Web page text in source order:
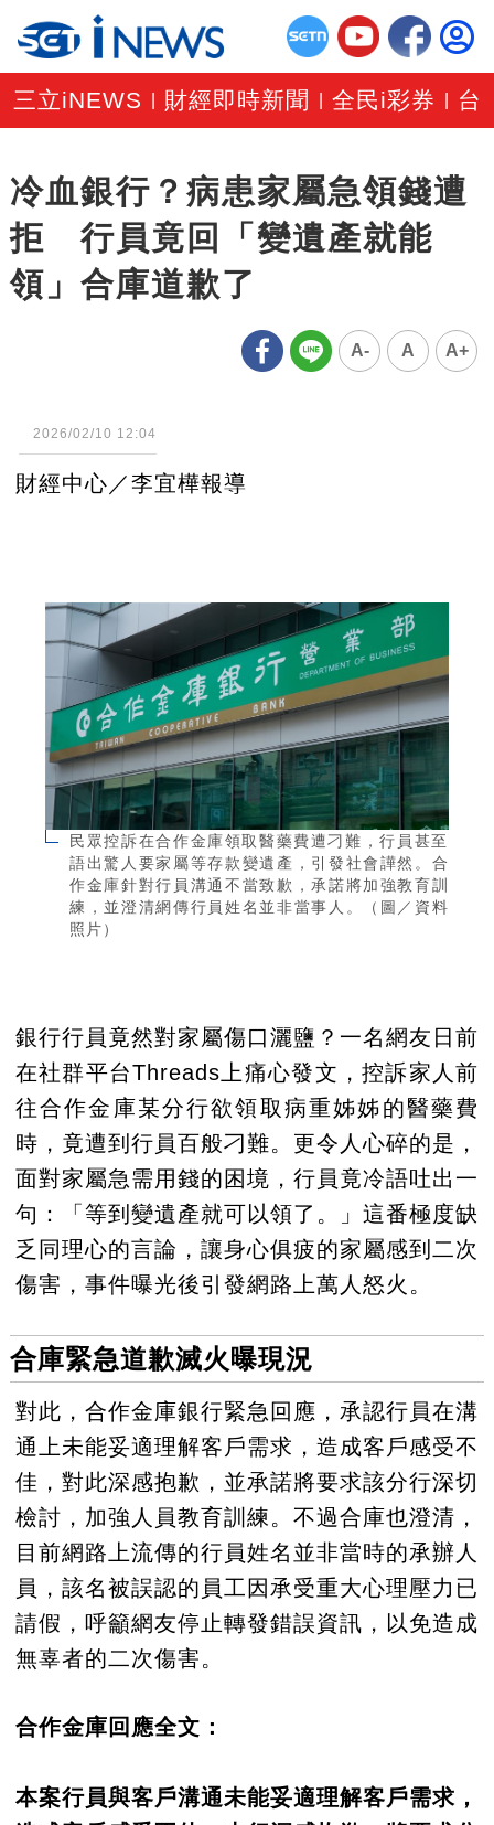
三立iNEWS 財經即時新聞 |全民i彩券 台
冷血銀行？病患家屬急領錢遭
拒 行員竟回「變遺產就能
領」合庫道歉了
A- A A+
2026/02/10 12:04
財經中心／李宜樺報導
民眾控訴在合作金庫領取醫藥費遭刁難，行員甚至
語出驚人要家屬等存款變遺產，引發社會譁然。合
作金庫針對行員溝通不當致歉，承諾將加強教育訓
練，並澄清網傳行員姓名並非當事人。（圖／資料
照片）
銀行行員竟然對家屬傷口灑鹽？一名網友日前
在社群平台Threads上痛心發文，控訴家人前
往合作金庫某分行欲領取病重姊姊的醫藥費
時，竟遭到行員百般刁難。更令人心碎的是，
面對家屬急需用錢的困境，行員竟冷語吐出一
句：「等到變遺產就可以領了。」這番極度缺
乏同理心的言論，讓身心俱疲的家屬感到二次
傷害，事件曝光後引發網路上萬人怒火。
合庫緊急道歉滅火曝現況
對此，合作金庫銀行緊急回應，承認行員在溝
通上未能妥適理解客戶需求，造成客戶感受不
佳，對此深感抱歉，並承諾將要求該分行深切
檢討，加強人員教育訓練。不過合庫也澄清，
目前網路上流傳的行員姓名並非當時的承辦人
員，該名被誤認的員工因承受重大心理壓力已
請假，呼籲網友停止轉發錯誤資訊，以免造成
無辜者的二次傷害。
合作金庫回應全文：
本案行員與客戶溝通未能妥適理解客戶需求，